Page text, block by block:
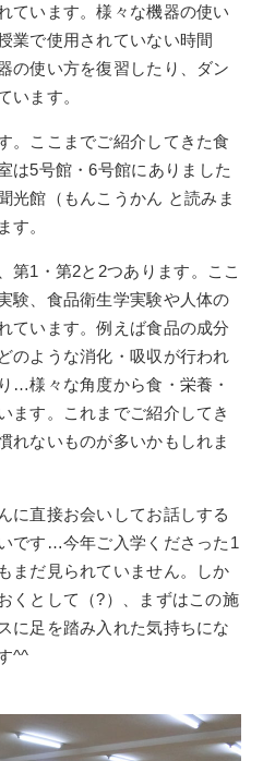
ています。様々な機器の使い
業で使用されていない時間
の使い方を復習したり、ダン
います。
。ここまでご紹介してきた食
は5号館・6号館にありました
光館（もんこうかん と読みま
す。
第1 ・第2と 2つあります。ここ
験、食品衛生学実験や人体の
ています。例えば食品の成分
のような消化・吸収が行われ
…様々な角度から食・栄養・
ます。これまでご紹介してき
れないものが多いかもしれま
直接お会いしてお話しする
です…今年ご入学くださった 1
まだ見られていません。しか
くとして（?）、まずはこの施
に足を踏み入れた気持ちにな
^^